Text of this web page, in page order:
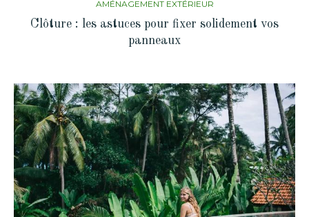
AMÉNAGEMENT EXTÉRIEUR
Clôture : les astuces pour fixer solidement vos
panneaux